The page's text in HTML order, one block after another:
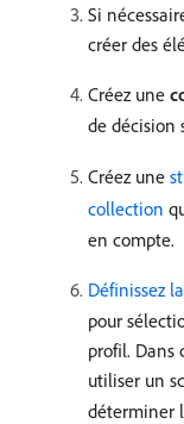
Si
créer des
Créez une
de décision
Créez une
collection
en compte.
Définissez
pour
profil. Dans
utiliser un
déterminer